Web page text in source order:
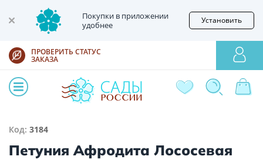
Покупки в приложении
удобнее
Установить
ПРОВЕРИТЬ СТАТУС
ЗАКАЗА
Код: 3184
Петуния Афродита Лососевая